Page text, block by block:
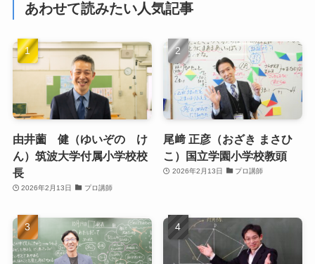
あわせて読みたい人気記事
由井薗 健（ゆいぞの け
ん）筑波大学付属小学校校
長
2026年2月13日 プロ講師
尾﨑 正彦（おざき まさひ
こ）国立学園小学校教頭
2026年2月13日 プロ講師